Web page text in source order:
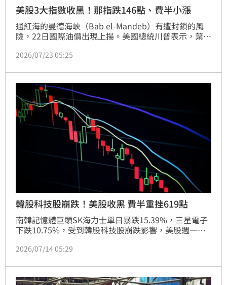
美股3大指數收黑！那指跌146點、費半小漲
通紅海的曼德海峽（Bab el-Mandeb）有遭封鎖的風
險，22日國際油價出現上揚。美國總統川普表示，葉門
美股部分大型科技股走跌，抵銷能源等其他類股漲幅，
2026/07/23 05:25
韓股科技股崩跌！美股收黑 費半重挫619點
南韓記憶體巨頭SK海力士單日暴跌15.39%，三星電子
下跌10.75%，受到韓股科技股崩跌影響，美股週一
2026/07/14 05:29